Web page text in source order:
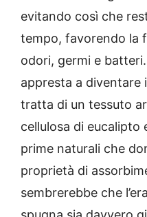
evitando così che
tempo, favorendo la
odori, germi e
appresta a diventare
tratta di un tessuto
cellulosa di eucalipto
prime naturali che
proprietà di
sembrerebbe che